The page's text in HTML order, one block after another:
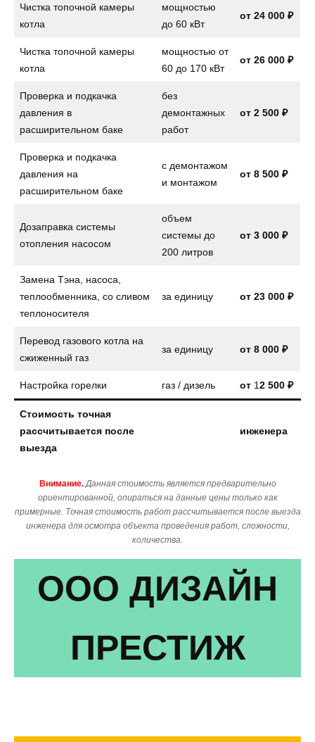
Чистка топочной камеры
котла
мощностью
до 60 кВт
от 24 000 ₽
Чистка топочной камеры
котла
мощностью от
60 до 170 кВт
от 26 000 ₽
Проверка и подкачка
давления в
расширительном баке
без
демонтажных
работ
от 2 500 ₽
Проверка и подкачка
давления на
расширительном баке
с демонтажом
и монтажом
от 8 500 ₽
Дозаправка системы
отопления насосом
объем
системы до
200 литров
от 3 000 ₽
Замена Тэна, насоса,
теплообменника, со сливом
теплоносителя
за единицу от 23 000 ₽
Перевод газового котла на
сжиженный газ
за единицу от 8 000 ₽
Настройка горелки газ / дизель от 12 500 ₽
Стоимость точная
рассчитывается после
выезда
инженера
Внимание. Данная стоимость является предварительно
ориентированной, опираться на данные цены только как
примерные. Точная стоимость работ рассчитывается после выезда
инженера для осмотра объекта проведения работ, сложности,
количества.
ООО ДИЗАЙН
ПРЕСТИЖ